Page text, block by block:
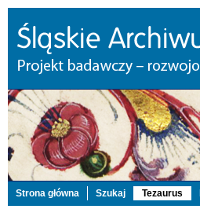
Strona główna Szukaj Tezaurus